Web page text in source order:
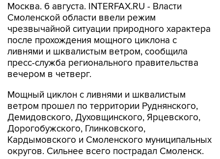
Москва. 6 августа. INTERFAX.RU - Власти
Смоленской области ввели режим
чрезвычайной ситуации природного характера
после прохождения мощного циклона с
ливнями и шквалистым ветром, сообщила
пресс-служба регионального правительства
вечером в четверг.
Мощный циклон с ливнями и шквалистым
ветром прошел по территории Руднянского,
Демидовского, Духовщинского, Ярцевского,
Дорогобужского, Глинковского,
Кардымовского и Смоленского муниципальных
округов. Сильнее всего пострадал Смоленск.